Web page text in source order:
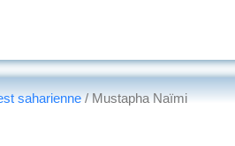
saharienne/ Mustapha Naïmi